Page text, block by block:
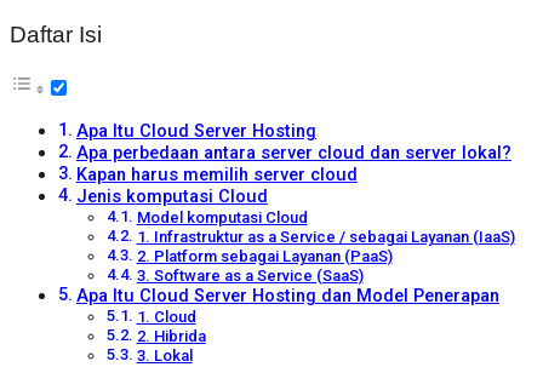
Daftar Isi
Apa Itu Cloud Server Hosting
Apa perbedaan antara server cloud dan server lokal?
Kapan harus memilih server cloud
Jenis komputasi Cloud
Model komputasi Cloud
1. Infrastruktur as a Service / sebagai Layanan (IaaS)
2. Platform sebagai Layanan (PaaS)
3. Software as a Service (SaaS)
Apa Itu Cloud Server Hosting dan Model Penerapan
1. Cloud
2. Hibrida
3. Lokal